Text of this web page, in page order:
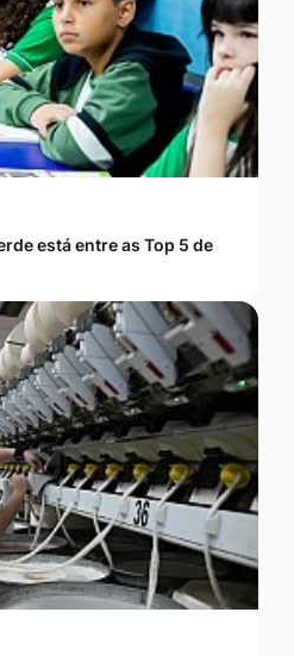
está entre as Top 5 de